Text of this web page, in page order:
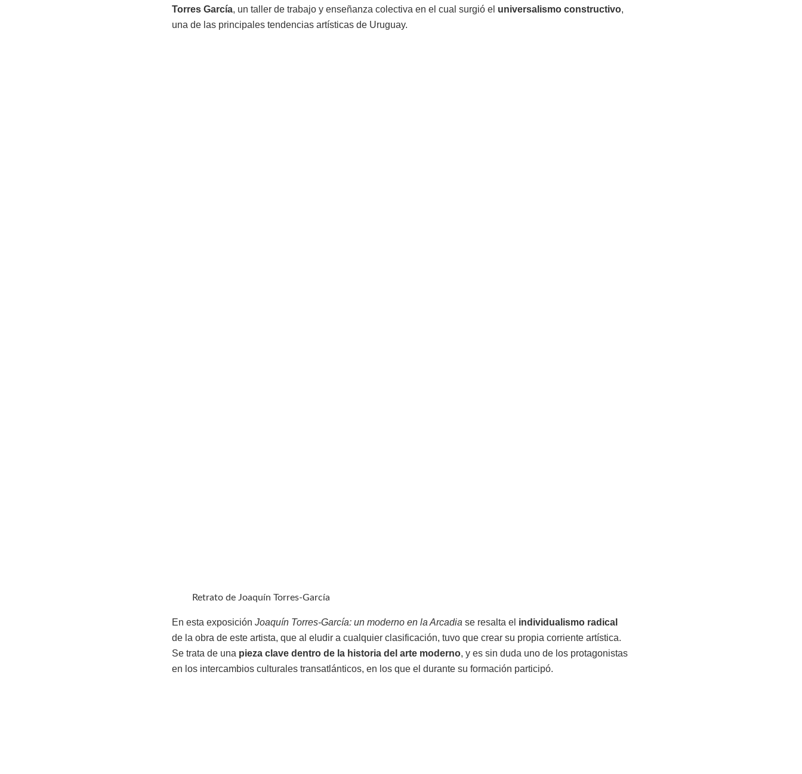
Torres García, un taller de trabajo y enseñanza colectiva en el cual surgió el universalismo constructivo,
una de las principales tendencias artísticas de Uruguay.
Retrato de Joaquín Torres-García
En esta exposición Joaquín Torres-García: un moderno en la Arcadia se resalta el individualismo radical
de la obra de este artista, que al eludir a cualquier clasificación, tuvo que crear su propia corriente artística.
Se trata de una pieza clave dentro de la historia del arte moderno, y es sin duda uno de los protagonistas
en los intercambios culturales transatlánticos, en los que el durante su formación participó.